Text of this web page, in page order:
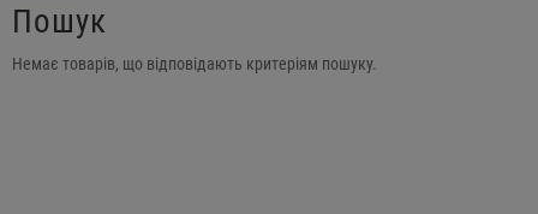
Пошук
Немає товарів, що відповідають критеріям пошуку.